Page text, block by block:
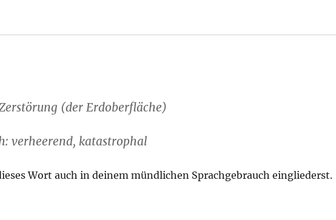
(der Erdoberfläche)
: verheerend, katastrophal
Wort auch in deinem mündlichen Sprachgebrauch eingliederst.